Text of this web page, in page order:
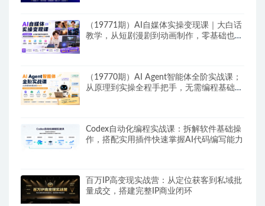
（19771期）AI自媒体实操变现课｜大白话
教学，从短剧漫剧到动画制作，零基础也能
（19770期）AI Agent智能体全阶实战课；
从原理到实操全程手把手，无需编程基础也
Codex自动化编程实战课：拆解软件基础操
作，搭配实用插件快速掌握AI代码编写能力
百万IP高变现实战营：从定位获客到私域批
量成交，搭建完整IP商业闭环